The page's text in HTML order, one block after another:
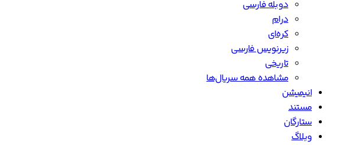
دوبله فارسی
درام
کره‌ای
زیرنویس فارسی
تاریخی
مشاهده همه سریال‌ها
انیمیشن
مستند
ستارگان
وبلاگ